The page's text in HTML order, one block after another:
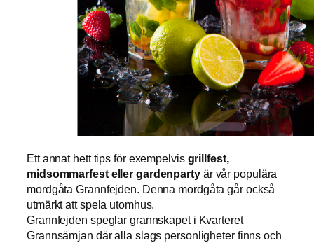
Ett annat hett tips för exempelvis grillfest,
midsommarfest eller gardenparty är vår populära
mordgåta Grannfejden. Denna mordgåta går också
utmärkt att spela utomhus.
Grannfejden speglar grannskapet i Kvarteret
Grannsämjan där alla slags personligheter finns och